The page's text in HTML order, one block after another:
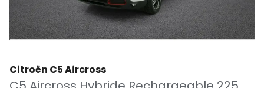
Citroën C5 Aircross